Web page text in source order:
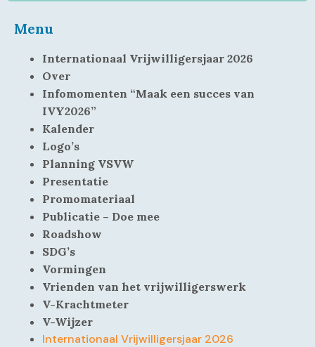
Menu
Internationaal Vrijwilligersjaar 2026
Over
Infomomenten “Maak een succes van
IVY2026”
Kalender
Logo’s
Planning VSVW
Presentatie
Promomateriaal
Publicatie – Doe mee
Roadshow
SDG’s
Vormingen
Vrienden van het vrijwilligerswerk
V-Krachtmeter
V-Wijzer
Internationaal Vrijwilligersjaar 2026